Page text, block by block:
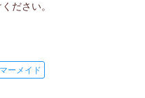
ださい。
ーメイド